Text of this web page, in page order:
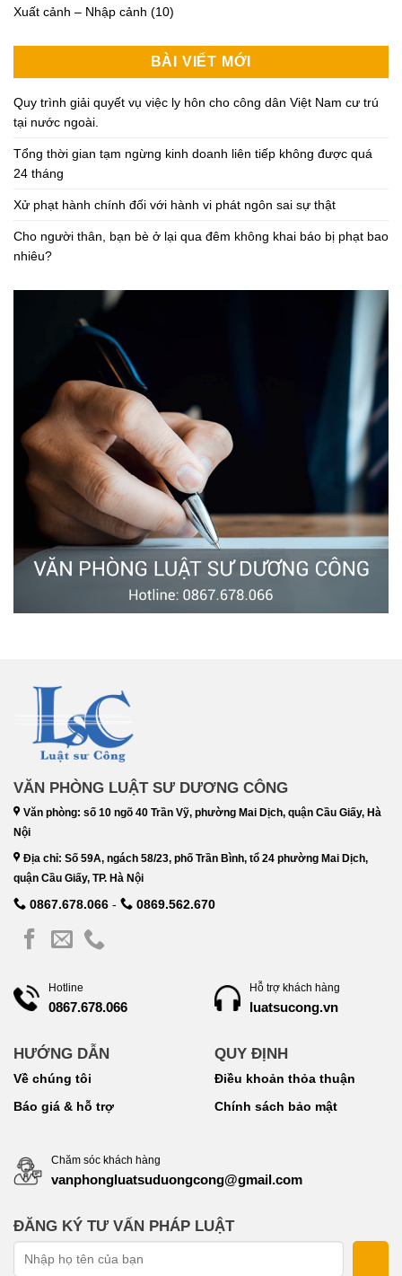
Xuất cảnh – Nhập cảnh (10)
BÀI VIẾT MỚI
Quy trình giải quyết vụ việc ly hôn cho công dân Việt Nam cư trú
tại nước ngoài.
Tổng thời gian tạm ngừng kinh doanh liên tiếp không được quá
24 tháng
Xử phạt hành chính đối với hành vi phát ngôn sai sự thật
Cho người thân, bạn bè ở lại qua đêm không khai báo bị phạt bao
nhiêu?
VĂN PHÒNG LUẬT SƯ DƯƠNG CÔNG
Văn phòng: số 10 ngõ 40 Trần Vỹ, phường Mai Dịch, quận Cầu Giấy, Hà
Nội
Địa chỉ: Số 59A, ngách 58/23, phố Trần Bình, tổ 24 phường Mai Dịch,
quận Cầu Giấy, TP. Hà Nội
0867.678.066 - 0869.562.670
Hotline
0867.678.066
HƯỚNG DẪN
Về chúng tôi
Báo giá & hỗ trợ
Hỗ trợ khách hàng
luatsucong.vn
QUY ĐỊNH
Điều khoản thỏa thuận
Chính sách bảo mật
Chăm sóc khách hàng
vanphongluatsuduongcong@gmail.com
ĐĂNG KÝ TƯ VẤN PHÁP LUẬT